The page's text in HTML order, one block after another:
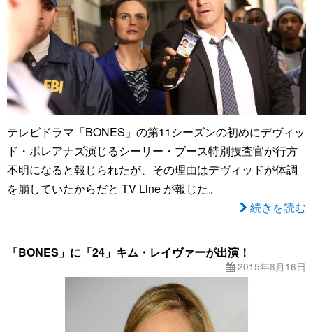
テレビドラマ「BONES」の第11シーズンの初めにデヴィッ
ド・ボレアナズ演じるシーリー・ブース特別捜査官が行方
不明になると報じられたが、その理由はデヴィッドが体調
を崩していたからだと TV Line が報じた。
続きを読む
「BONES」に「24」キム・レイヴァーが出演！
2015年8月16日